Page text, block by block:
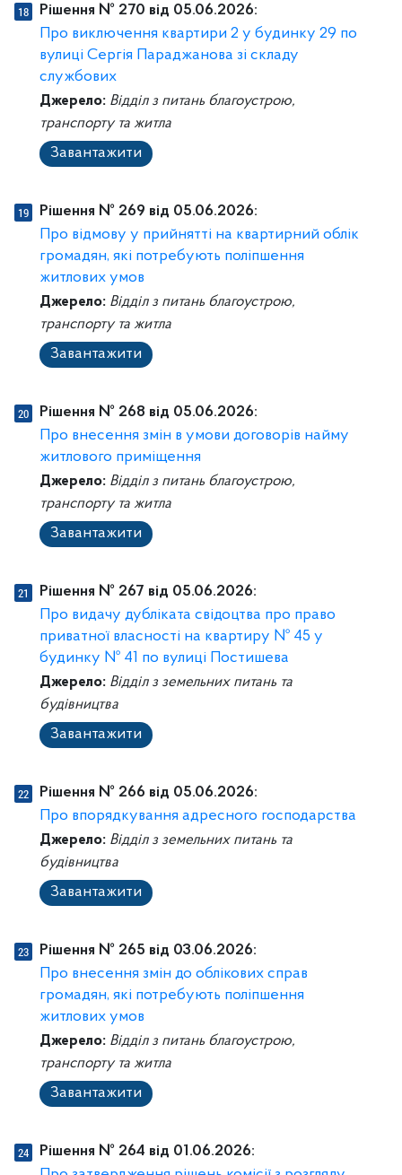
Рішення № 270 від 05.06.2026:
Про виключення квартири 2 у будинку 29 по
вулиці Сергія Параджанова зі складу
службових
Джерело: Відділ з питань благоустрою,
транспорту та житла
Завантажити
Рішення № 269 від 05.06.2026:
Про відмову у прийнятті на квартирний облік
громадян, які потребують поліпшення
житлових умов
Джерело: Відділ з питань благоустрою,
транспорту та житла
Завантажити
Рішення № 268 від 05.06.2026:
Про внесення змін в умови договорів найму
житлового приміщення
Джерело: Відділ з питань благоустрою,
транспорту та житла
Завантажити
Рішення № 267 від 05.06.2026:
Про видачу дубліката свідоцтва про право
приватної власності на квартиру № 45 у
будинку № 41 по вулиці Постишева
Джерело: Відділ з земельних питань та
будівництва
Завантажити
Рішення № 266 від 05.06.2026:
Про впорядкування адресного господарства
Джерело: Відділ з земельних питань та
будівництва
Завантажити
Рішення № 265 від 03.06.2026:
Про внесення змін до облікових справ
громадян, які потребують поліпшення
житлових умов
Джерело: Відділ з питань благоустрою,
транспорту та житла
Завантажити
Рішення № 264 від 01.06.2026: